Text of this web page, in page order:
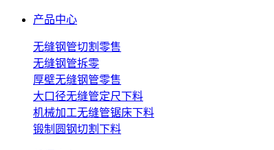
产品中心
无缝钢管切割零售
无缝钢管拆零
厚壁无缝钢管零售
大口径无缝管定尺下料
机械加工无缝管锯床下料
锻制圆钢切割下料